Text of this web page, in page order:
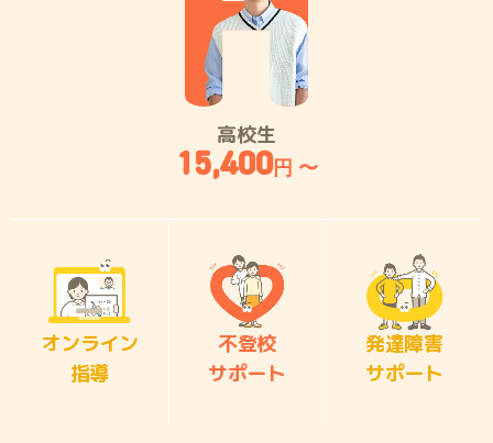
高校生
15,400円 〜
オンライン
指導
不登校
サポート
発達障害
サポート